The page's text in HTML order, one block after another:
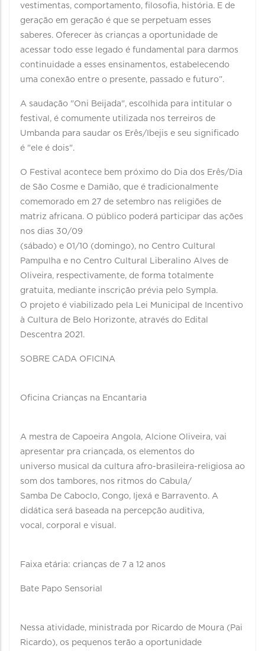
vestimentas, comportamento, filosofia, história. E de
geração em geração é que se perpetuam esses
saberes. Oferecer às crianças a oportunidade de
acessar todo esse legado é fundamental para darmos
continuidade a esses ensinamentos, estabelecendo
uma conexão entre o presente, passado e futuro”.
A saudação "Oni Beijada", escolhida para intitular o
festival, é comumente utilizada nos terreiros de
Umbanda para saudar os Erês/Ibejis e seu significado
é "ele é dois".
O Festival acontece bem próximo do Dia dos Erês/Dia
de São Cosme e Damião, que é tradicionalmente
comemorado em 27 de setembro nas religiões de
matriz africana. O público poderá participar das ações
nos dias 30/09
(sábado) e 01/10 (domingo), no Centro Cultural
Pampulha e no Centro Cultural Liberalino Alves de
Oliveira, respectivamente, de forma totalmente
gratuita, mediante inscrição prévia pelo Sympla.
O projeto é viabilizado pela Lei Municipal de Incentivo
à Cultura de Belo Horizonte, através do Edital
Descentra 2021.
SOBRE CADA OFICINA
Oficina Crianças na Encantaria
A mestra de Capoeira Angola, Alcione Oliveira, vai
apresentar pra criançada, os elementos do
universo musical da cultura afro-brasileira-religiosa ao
som dos tambores, nos ritmos do Cabula/
Samba De Caboclo, Congo, Ijexá e Barravento. A
didática será baseada na percepção auditiva,
vocal, corporal e visual.
Faixa etária: crianças de 7 a 12 anos
Bate Papo Sensorial
Nessa atividade, ministrada por Ricardo de Moura (Pai
Ricardo), os pequenos terão a oportunidade